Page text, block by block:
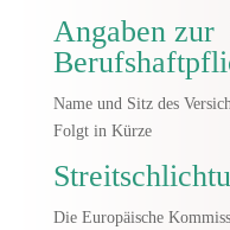
Angaben zur
Name und Sitz des
Folgt in Kürze
Die Europäische